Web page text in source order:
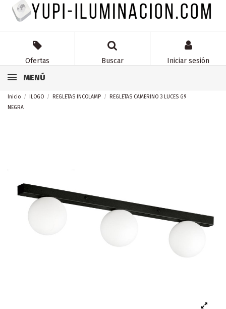
Ofertas Buscar Iniciar sesión
MENÚ
Inicio ILOGO REGLETAS INCOLAMP
REGLETAS CAMERINO 3 LUCES G9
NEGRA